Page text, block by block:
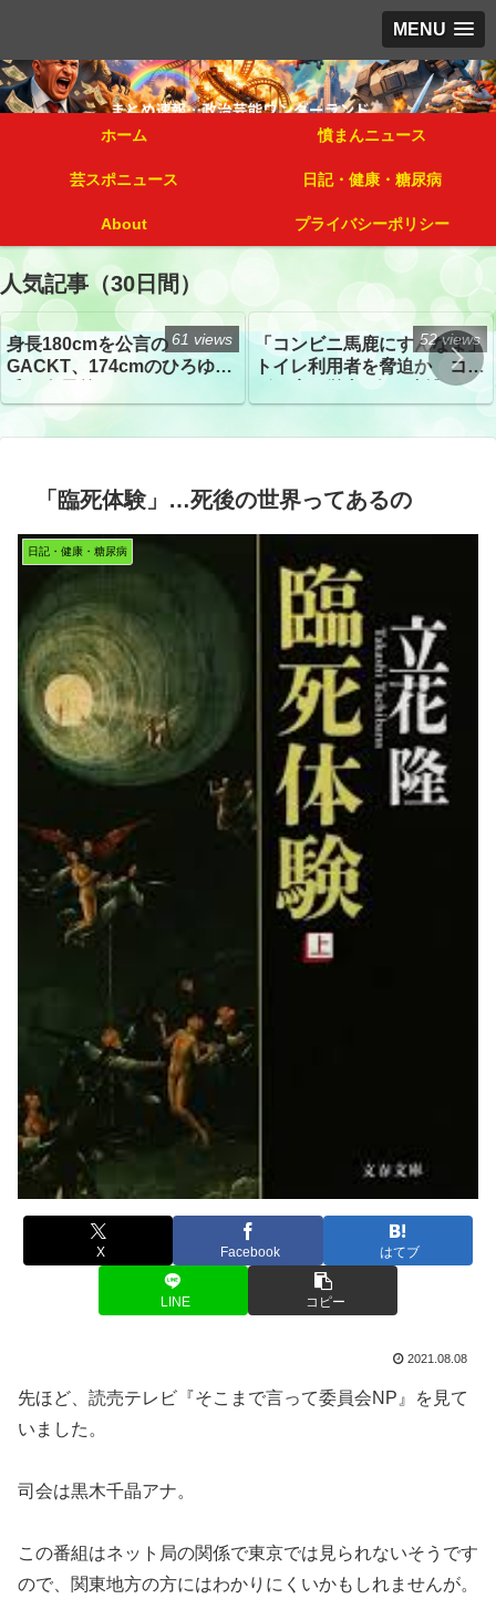
MENU
ホーム 憤まんニュース
芸スポニュース 日記・健康・糖尿病
About プライバシーポリシー
人気記事（30日間）
身長180cmを公言の
GACKT、174cmのひろゆき
トざわつき イベントでの写
真が話題
61 views
「コンビニ馬鹿にすんなよ」
トイレ利用者を脅迫か コン
52 views
「臨死体験」…死後の世界ってあるの
日記・健康・糖尿病
X Facebook はてブ
LINE コピー
2021.08.08
先ほど、読売テレビ『そこまで言って委員会NP』を見て
いました。
司会は黒木千晶アナ。
この番組はネット局の関係で東京では見られないそうです
ので、関東地方の方にはわかりにくいかもしれませんが。